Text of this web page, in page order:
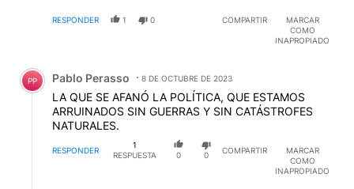
APENAS LES HACE EFECTO ) DE
RESPONDER 1 0 COMPARTIR
MARCAR
COMO
INAPROPIADO
Comentario de Pablo Perasso.
PP Pablo Perasso 8 DE OCTUBRE DE 2023
LA QUE SE AFANÓ LA POLÍTICA, QUE ESTAMOS
ARRUINADOS SIN GUERRAS Y SIN CATÁSTROFES
NATURALES.
RESPONDER
1
RESPUESTA
0 0
COMPARTIR
MARCAR
COMO
INAPROPIADO